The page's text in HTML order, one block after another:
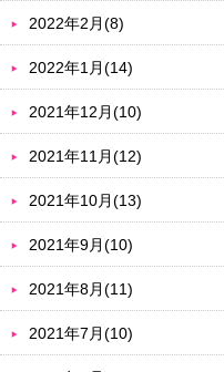
2022年2月(8)
2022年1月(14)
2021年12月(10)
2021年11月(12)
2021年10月(13)
2021年9月(10)
2021年8月(11)
2021年7月(10)